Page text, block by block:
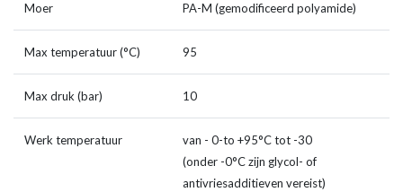
Moer PA-M (gemodificeerd polyamide)
Max temperatuur (°C) 95
Max druk (bar) 10
Werk temperatuur
van - 0-to +95°C tot -30
(onder -0°C zijn glycol- of
antivriesadditieven vereist)